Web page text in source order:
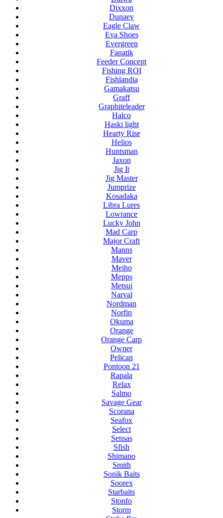
Dixxon
Dunaev
Eagle Claw
Eva Shoes
Evergreen
Fanatik
Feeder Concept
Fishing ROI
Fishlandia
Gamakatsu
Graff
Graphiteleader
Halco
Haski light
Hearty Rise
Helios
Huntsman
Jaxon
Jig It
Jig Master
Jumprize
Kosadaka
Libra Lures
Lowrance
Lucky John
Mad Carp
Major Craft
Manns
Maver
Meiho
Mepps
Metsui
Narval
Nordman
Norfin
Okuma
Orange
Orange Carp
Owner
Pelican
Pontoon 21
Rapala
Relax
Salmo
Savage Gear
Scorana
Seafox
Select
Sensas
Sfish
Shimano
Smith
Sonik Baits
Soorex
Starbaits
Stonfo
Storm